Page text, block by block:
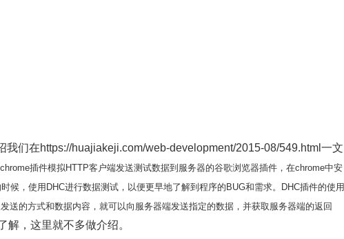
我们在https://huajiakeji.com/web-development/2015-08/549.html一文
插件模拟HTTP客户端发送测试数据到服务器的谷歌浏览器插件，在chrome中安
候，使用DHC进行数据测试，以便更早地了解到程序的BUG和需求。DHC插件的使用
送的方式和数据内容，就可以向服务器端发送指定的数据，并获取服务器端的返回
解，这里就不多做介绍。